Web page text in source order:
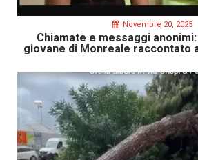
Novembre 20, 2025
Chiamate e messaggi anonimi:
giovane di Monreale raccontato